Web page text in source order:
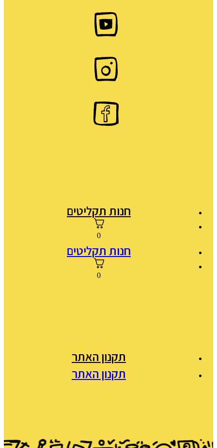
חנות תקליטים
חנות תקליטים
תקנון האתר
תקנון האתר